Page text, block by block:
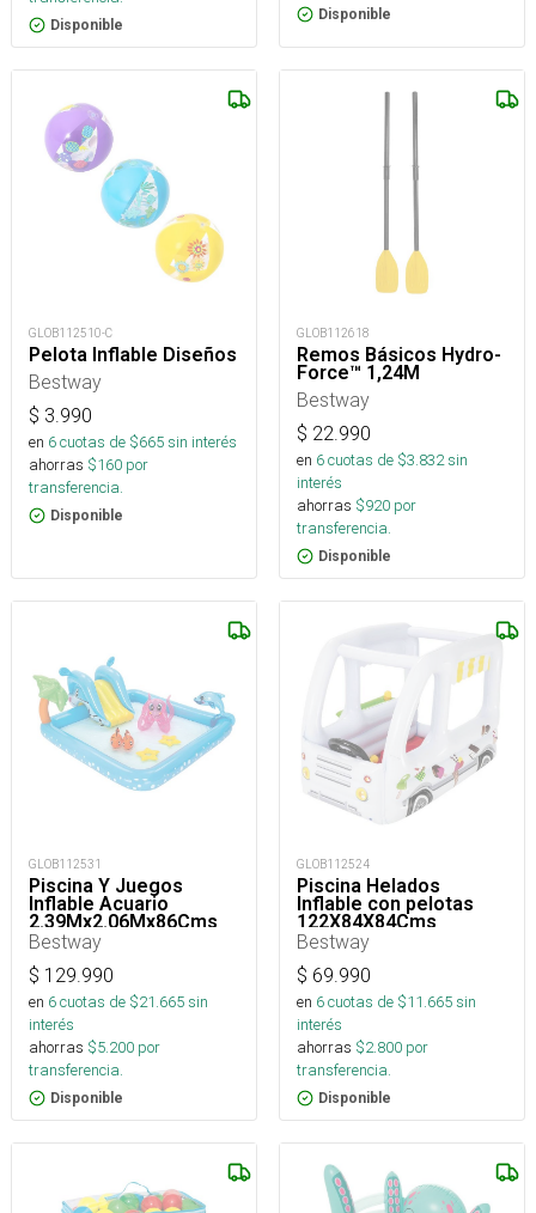
Disponible
Disponible
GLOB112510-C
Pelota Inflable Diseños
Bestway
$ 3.990
en 6cuotas de $665sin interés
ahorras $160 por
transferencia.
Disponible
GLOB112618
Remos Básicos Hydro-
Force™ 1,24M
Bestway
$ 22.990
en 6cuotas de $3.832sin
interés
ahorras $920 por
transferencia.
Disponible
GLOB112531
Piscina Y Juegos
Inflable Acuario
2.39Mx2.06Mx86Cms
Bestway
$ 129.990
en 6cuotas de $21.665sin
interés
ahorras $5.200 por
transferencia.
Disponible
GLOB112524
Piscina Helados
Inflable con pelotas
122X84X84Cms
Bestway
$ 69.990
en 6cuotas de $11.665sin
interés
ahorras $2.800 por
transferencia.
Disponible